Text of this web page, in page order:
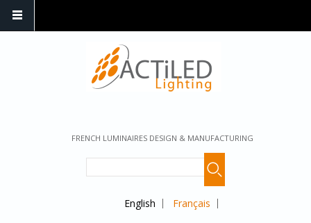
FRENCH LUMINAIRES DESIGN & MANUFACTURING
English Français